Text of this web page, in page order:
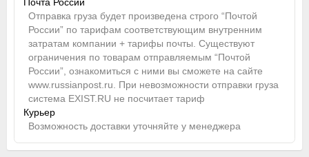
Почта России
Отправка груза будет произведена строго “Почтой
России” по тарифам соответствующим внутренним
затратам компании + тарифы почты. Существуют
ограничения по товарам отправляемым “Почтой
России”, ознакомиться с ними вы сможете на сайте
www.russianpost.ru. При невозможности отправки груза
система EXIST.RU не посчитает тариф
Курьер
Возможность доставки уточняйте у менеджера